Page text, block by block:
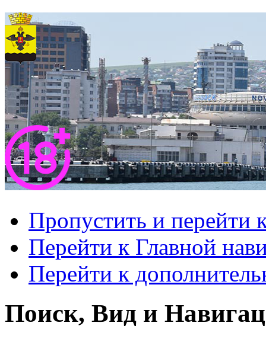
Пропустить и перейти
Перейти к Главной
Перейти к
Поиск, Вид и